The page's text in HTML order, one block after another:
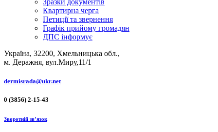
Зразки документів
Квартирна черга
Петиції та звернення
Графік прийому громадян
ДПС інформує
Україна, 32200, Хмельницька обл.,
м. Деражня, вул.Миру,11/1
dermisrada@ukr.net
0 (3856) 2-15-43
Зворотній зв’язок